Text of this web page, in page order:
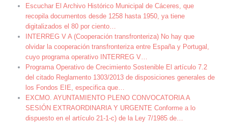
Escuchar El Archivo Histórico Municipal de Cáceres, que
recopila documentos desde 1258 hasta 1950, ya tiene
digitalizados el 80 por ciento…
INTERREG V A (Cooperación transfronteriza) No hay que
olvidar la cooperación transfronteriza entre España y Portugal,
cuyo programa operativo INTERREG V…
Programa Operativo de Crecimiento Sostenible El artículo 7.2
del citado Reglamento 1303/2013 de disposiciones generales de
los Fondos EIE, especifica que…
EXCMO. AYUNTAMIENTO PLENO CONVOCATORIA A
SESIÓN EXTRAORDINARIA Y URGENTE Conforme a lo
dispuesto en el artículo 21-1-c) de la Ley 7/1985 de…